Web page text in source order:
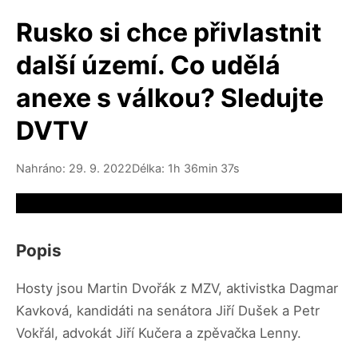
Rusko si chce přivlastnit
další území. Co udělá
anexe s válkou? Sledujte
DVTV
Nahráno: 29. 9. 2022Délka: 1h 36min 37s
Popis
Hosty jsou Martin Dvořák z MZV, aktivistka Dagmar
Kavková, kandidáti na senátora Jiří Dušek a Petr
Vokřál, advokát Jiří Kučera a zpěvačka Lenny.